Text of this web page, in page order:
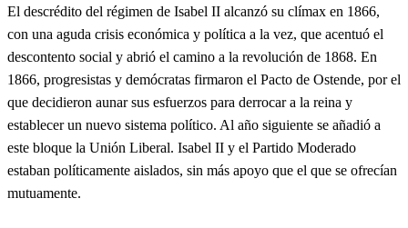
El descrédito del régimen de Isabel II alcanzó su clímax en 1866,
con una aguda crisis económica y política a la vez, que acentuó el
descontento social y abrió el camino a la revolución de 1868. En
1866, progresistas y demócratas firmaron el Pacto de Ostende, por el
que decidieron aunar sus esfuerzos para derrocar a la reina y
establecer un nuevo sistema político. Al año siguiente se añadió a
este bloque la Unión Liberal. Isabel II y el Partido Moderado
estaban políticamente aislados, sin más apoyo que el que se ofrecían
mutuamente.